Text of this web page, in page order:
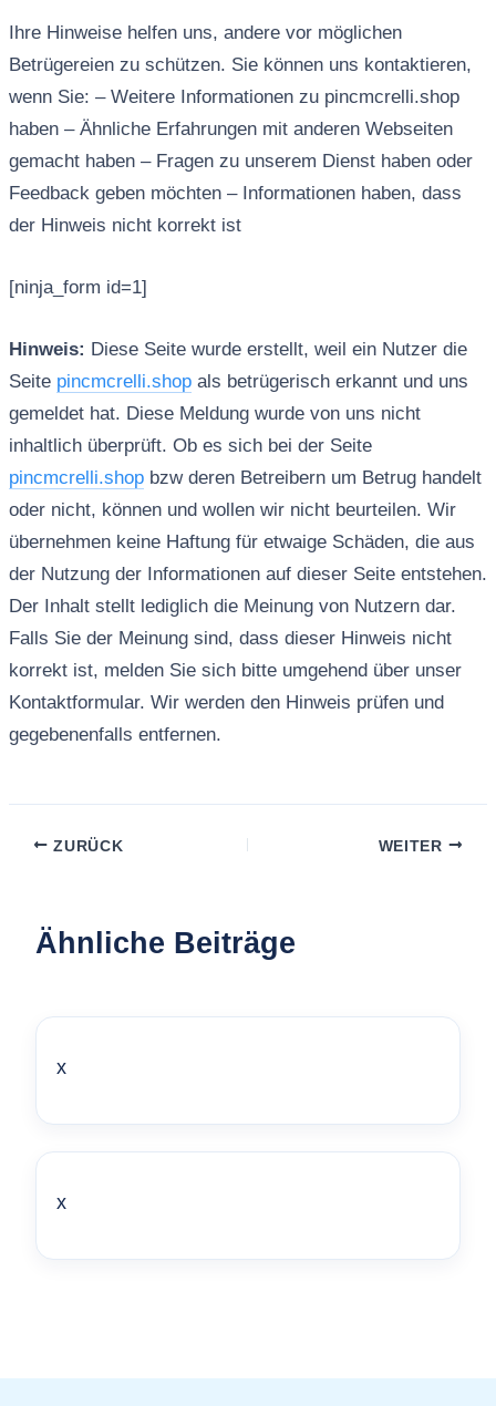
Ihre Hinweise helfen uns, andere vor möglichen
Betrügereien zu schützen. Sie können uns kontaktieren,
wenn Sie: – Weitere Informationen zu pincmcrelli.shop
haben – Ähnliche Erfahrungen mit anderen Webseiten
gemacht haben – Fragen zu unserem Dienst haben oder
Feedback geben möchten – Informationen haben, dass
der Hinweis nicht korrekt ist
[ninja_form id=1]
Hinweis: Diese Seite wurde erstellt, weil ein Nutzer die
Seite pincmcrelli.shopals betrügerisch erkannt und uns
gemeldet hat. Diese Meldung wurde von uns nicht
inhaltlich überprüft. Ob es sich bei der Seite
pincmcrelli.shopbzw deren Betreibern um Betrug handelt
oder nicht, können und wollen wir nicht beurteilen. Wir
übernehmen keine Haftung für etwaige Schäden, die aus
der Nutzung der Informationen auf dieser Seite entstehen.
Der Inhalt stellt lediglich die Meinung von Nutzern dar.
Falls Sie der Meinung sind, dass dieser Hinweis nicht
korrekt ist, melden Sie sich bitte umgehend über unser
Kontaktformular. Wir werden den Hinweis prüfen und
gegebenenfalls entfernen.
ZURÜCK WEITER
Ähnliche Beiträge
x
x